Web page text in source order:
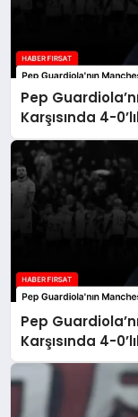
Pep
Karşısında 4-
Pep
Karşısında 4-
Mağlubiyetini